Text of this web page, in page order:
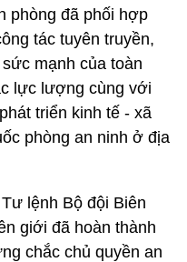
phòng đã phối hợp
tác tuyên truyền,
mạnh của toàn
lực lượng cùng với
triển kinh tế - xã
phòng an ninh ở địa
lệnh Bộ đội Biên
giới đã hoàn thành
chắc chủ quyền an